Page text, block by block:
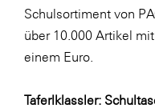
SeneCura
SERVICE&MORE
SKINUANCE®
Somfy
Schulsortiment von
über 10.000 Artikel
einem Euro.
Taferlklassler: